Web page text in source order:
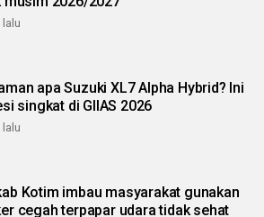
lalu
apa Suzuki XL7 Alpha Hybrid? Ini
singkat di GIIAS 2026
lalu
Kotim imbau masyarakat gunakan
cegah terpapar udara tidak sehat